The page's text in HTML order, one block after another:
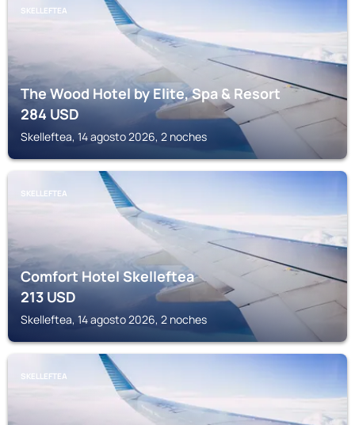
SKELLEFTEA
The Wood Hotel by Elite, Spa & Resort
284USD
Skelleftea, 14 agosto 2026, 2 noches
SKELLEFTEA
Comfort Hotel Skelleftea
213USD
Skelleftea, 14 agosto 2026, 2 noches
SKELLEFTEA